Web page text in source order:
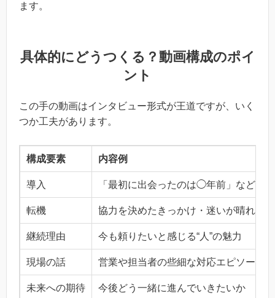
ます。
具体的にどうつくる？動画構成のポイ
ント
この手の動画はインタビュー形式が王道ですが、いく
つか工夫があります。
構成要素 内容例
導入 「最初に出会ったのは◯年前」など関
転機 協力を決めたきっかけ・迷いが晴れた
継続理由 今も頼りたいと感じる“人”の魅力
現場の話 営業や担当者の些細な対応エピソード
未来への期待 今後どう一緒に進んでいきたいか